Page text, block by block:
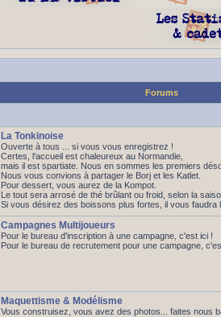
Forums
La Tonkinoise
Ouverte à tous ... si vous vous enregistrez !
Certes, l'accueil est chaleureux au Normandie,
mais il est spartiate. Nous en sommes les premiers
Nous vous convions à partager le Borj et les Katlet.
Pour dessert, vous aurez de la Kompot.
Le tout sera arrosé de thé brûlant ou froid, selon la
Si vous désirez des boissons plus fortes, il vous faudra
Campagnes Multijoueurs
Pour le bureau d'inscription à une campagne, c'est ici !
Pour le bureau de recrutement pour une campagne,
Maquettisme & Modélisme
Vous construisez, vous avez des photos... faites nous